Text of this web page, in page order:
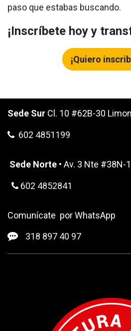
paso que estabas buscando.
¡Inscríbete hoy y
¡Quiero
Sede Sur Cl. 10 #62B-30
602 4851199
Sede Norte • Av. 3 Nte #38N-
602 4852841
Comunícate por WhatsApp
318 ​897 40 97